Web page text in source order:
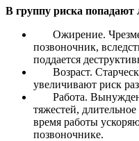
В группу риска
Ожирение.
позвоночник,
поддается
Возраст.
увеличивают риск
Работа.
тяжестей,
время работы
позвоночнике.